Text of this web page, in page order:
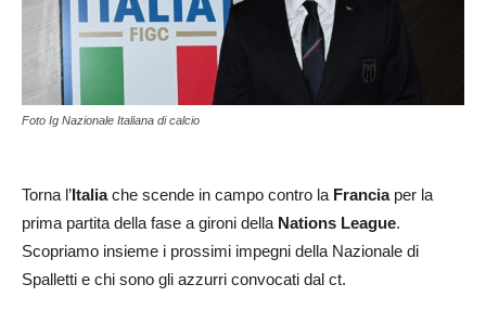
Foto Ig Nazionale Italiana di calcio
Torna l’Italiache scende in campo contro la Franciaper la
prima partita della fase a gironi della Nations League.
Scopriamo insieme i prossimi impegni della Nazionale di
Spalletti e chi sono gli azzurri convocati dal ct.